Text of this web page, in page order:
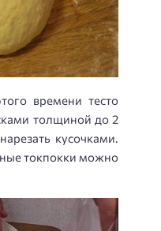
времени тесто
толщиной до 2
кусочками.
токпокки можно